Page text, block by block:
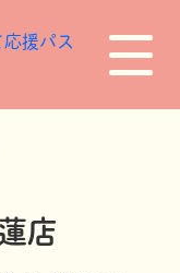
店